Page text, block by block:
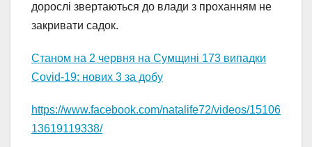
дорослі звертаються до влади з проханням не
закривати садок.
Станом на 2 червня на Сумщині 173 випадки
Covid-19: нових 3 за добу
https://www.facebook.com/natalife72/videos/15106
13619119338/